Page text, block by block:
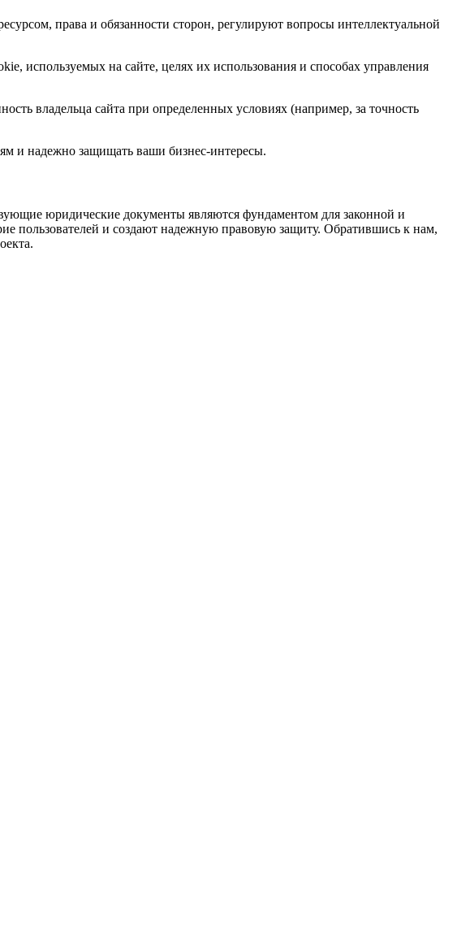
права и обязанности сторон, регулируют вопросы интеллектуальной
используемых на сайте, целях их использования и способах управления
владельца сайта при определенных условиях (например, за точность
и надежно защищать ваши бизнес-интересы.
юридические документы являются фундаментом для законной и
пользователей и создают надежную правовую защиту. Обратившись к нам,